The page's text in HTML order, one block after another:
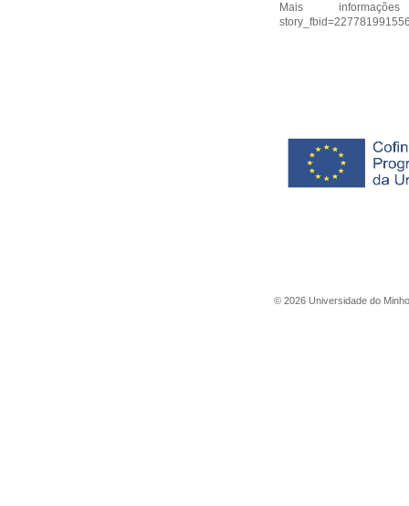
Mais
© 2026 Universidade do